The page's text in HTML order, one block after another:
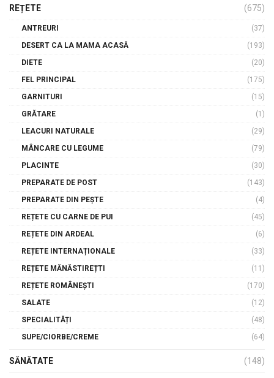
REȚETE (675)
ANTREURI
(37)
DESERT CA LA MAMA ACASĂ
(193)
DIETE
(20)
FEL PRINCIPAL
(175)
GARNITURI
(15)
GRĂTARE
(1)
LEACURI NATURALE
(29)
MÂNCARE CU LEGUME
(79)
PLACINTE
(30)
PREPARATE DE POST
(143)
PREPARATE DIN PEȘTE
(4)
REȚETE CU CARNE DE PUI
(45)
REȚETE DIN ARDEAL
(6)
REȚETE INTERNAȚIONALE
(33)
REȚETE MĂNĂSTIREȚTI
(11)
REȚETE ROMÂNEȘTI
(170)
SALATE
(12)
SPECIALITĂȚI
(48)
SUPE/CIORBE/CREME
(64)
SĂNĂTATE (148)